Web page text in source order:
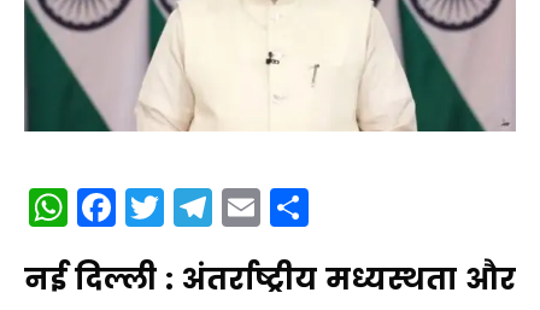
WhatsApp
Facebook
Twitter
Telegram
Email
नई दिल्ली : अंतर्राष्ट्रीय मध्यस्थता और